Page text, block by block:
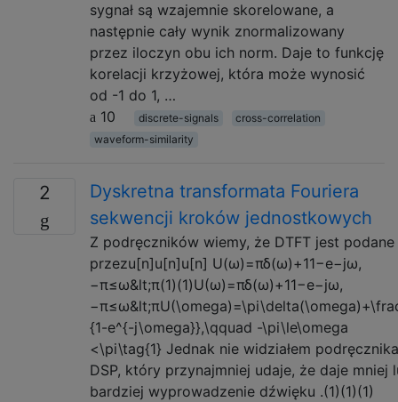
sygnał są wzajemnie skorelowane, a
następnie cały wynik znormalizowany
przez iloczyn obu ich norm. Daje to funkcję
korelacji krzyżowej, która może wynosić
od -1 do 1, …
10
discrete-signals
cross-correlation
waveform-similarity
2
Dyskretna transformata Fouriera
sekwencji kroków jednostkowych
Z podręczników wiemy, że DTFT jest podane
przezu[n]u[n]u[n] U(ω)=πδ(ω)+11−e−jω,
−π≤ω&lt;π(1)(1)U(ω)=πδ(ω)+11−e−jω,
{1-e^{-j\omega}},\qquad -\pi\le\omega
<\pi\tag{1} Jednak nie widziałem podręcznika
DSP, który przynajmniej udaje, że daje mniej
bardziej wyprowadzenie dźwięku .(1)(1)(1)